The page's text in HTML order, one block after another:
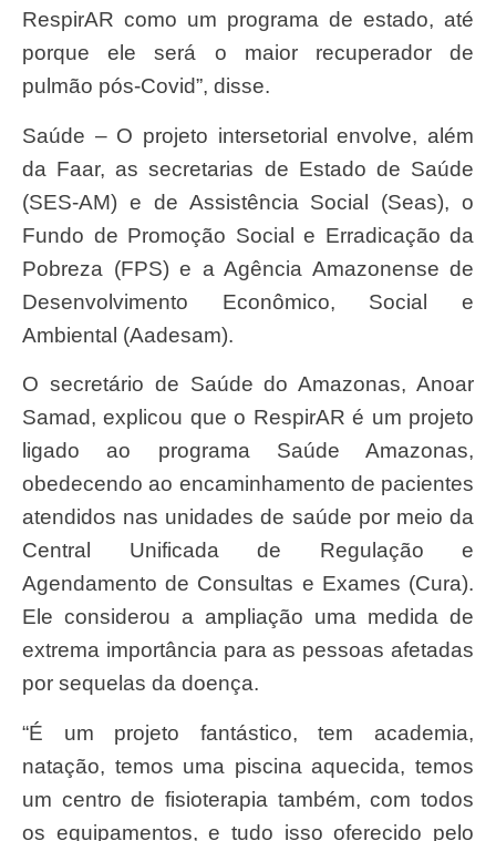
RespirAR como um programa de estado, até
porque ele será o maior recuperador de
pulmão pós-Covid”, disse.
Saúde – O projeto intersetorial envolve, além
da Faar, as secretarias de Estado de Saúde
(SES-AM) e de Assistência Social (Seas), o
Fundo de Promoção Social e Erradicação da
Pobreza (FPS) e a Agência Amazonense de
Desenvolvimento Econômico, Social e
Ambiental (Aadesam).
O secretário de Saúde do Amazonas, Anoar
Samad, explicou que o RespirAR é um projeto
ligado ao programa Saúde Amazonas,
obedecendo ao encaminhamento de pacientes
atendidos nas unidades de saúde por meio da
Central Unificada de Regulação e
Agendamento de Consultas e Exames (Cura).
Ele considerou a ampliação uma medida de
extrema importância para as pessoas afetadas
por sequelas da doença.
“É um projeto fantástico, tem academia,
natação, temos uma piscina aquecida, temos
um centro de fisioterapia também, com todos
os equipamentos, e tudo isso oferecido pelo